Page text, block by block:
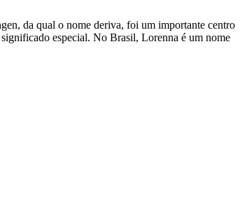
da qual o nome deriva, foi um importante centro
especial. No Brasil, Lorenna é um nome